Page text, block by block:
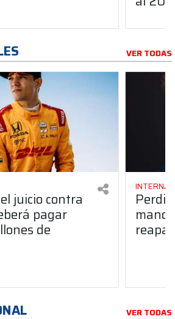
VER TODAS
juicio contra
pagar
de
VER TODAS